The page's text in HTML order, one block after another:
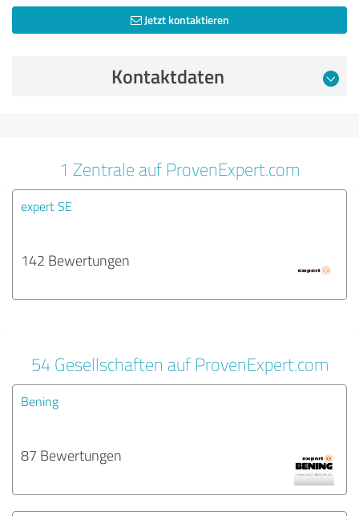
Jetzt kontaktieren
Kontaktdaten
1 Zentrale auf ProvenExpert.com
expert SE
142 Bewertungen
54 Gesellschaften auf ProvenExpert.com
Bening
87 Bewertungen